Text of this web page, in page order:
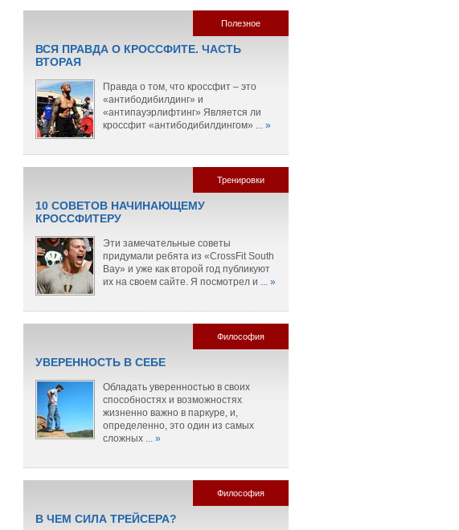
Полезное
ВСЯ ПРАВДА О КРОССФИТЕ. ЧАСТЬ
ВТОРАЯ
Правда о том, что кроссфит – это
«антибодибилдинг» и
«антипауэрлифтинг» Является ли
кроссфит «антибодибилдингом» ... »
Тренировки
10 СОВЕТОВ НАЧИНАЮЩЕМУ
КРОССФИТЕРУ
Эти замечательные советы
придумали ребята из «CrossFit South
Bay» и уже как второй год публикуют
их на своем сайте. Я посмотрел и ... »
Философия
УВЕРЕННОСТЬ В СЕБЕ
Обладать уверенностью в своих
способностях и возможностях
жизненно важно в паркуре, и,
определенно, это один из самых
сложных ... »
Философия
В ЧЕМ СИЛА ТРЕЙСЕРА?